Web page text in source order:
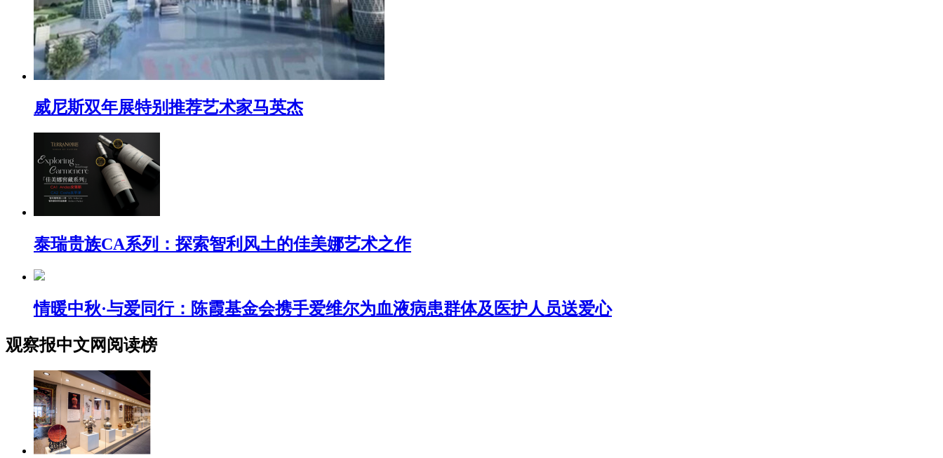
威尼斯双年展特别推荐艺术家马英杰
泰瑞贵族CA系列：探索智利风土的佳美娜艺术之作
情暖中秋·与爱同行：陈霞基金会携手爱维尔为血液病患群体及医护人员送爱心
观察报中文网阅读榜